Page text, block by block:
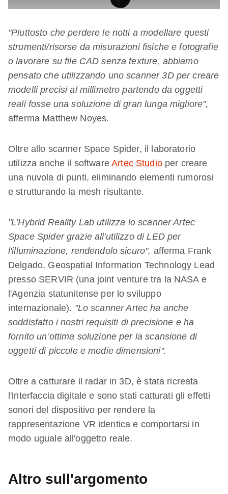
"Piuttosto che perdere le notti a modellare questi
strumenti/risorse da misurazioni fisiche e fotografie
o lavorare su file CAD senza texture, abbiamo
pensato che utilizzando uno scanner 3D per creare
modelli precisi al millimetro partendo da oggetti
reali fosse una soluzione di gran lunga migliore",
afferma Matthew Noyes.
Oltre allo scanner Space Spider, il laboratorio
utilizza anche il softwareArtec Studioper creare
una nuvola di punti, eliminando elementi rumorosi
e strutturando la mesh risultante.
"L’Hybrid Reality Lab utilizza lo scanner Artec
Space Spider grazie all'utilizzo di LED per
l'illuminazione, rendendolo sicuro", afferma Frank
Delgado, Geospatial Information Technology Lead
presso SERVIR (una joint venture tra la NASA e
l'Agenzia statunitense per lo sviluppo
internazionale). "Lo scanner Artec ha anche
soddisfatto i nostri requisiti di precisione e ha
fornito un’ottima soluzione per la scansione di
oggetti di piccole e medie dimensioni".
Oltre a catturare il radar in 3D, è stata ricreata
l'interfaccia digitale e sono stati catturati gli effetti
sonori del dispositivo per rendere la
rappresentazione VR identica e comportarsi in
modo uguale all'oggetto reale.
Altro sull'argomento